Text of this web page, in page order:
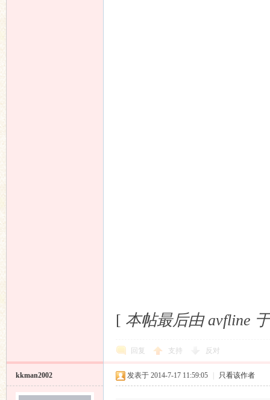
[ 本帖最后由 avfline
回复 支持 反对
kkman2002 发表于 2014-7-17 11:59:05 只看该作者